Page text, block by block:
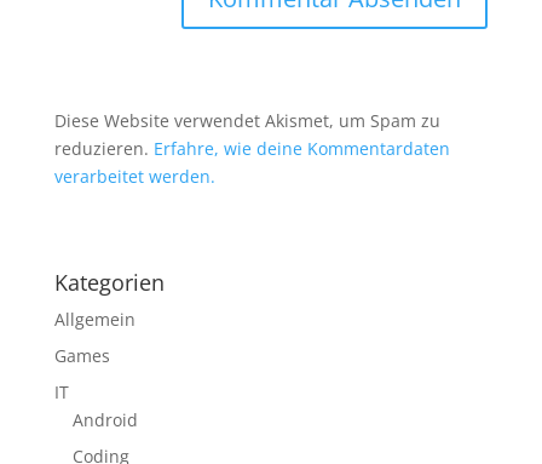
Diese Website verwendet Akismet, um Spam zu
reduzieren. Erfahre, wie deine Kommentardaten
verarbeitet werden.
Kategorien
Allgemein
Games
IT
Android
Coding